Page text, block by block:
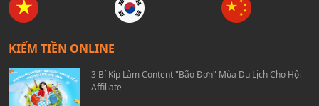
KIẾM TIỀN ONLINE
3 Bí Kíp Làm Content "Bão Đơn" Mùa Du Lịch Cho Hội
Affiliate